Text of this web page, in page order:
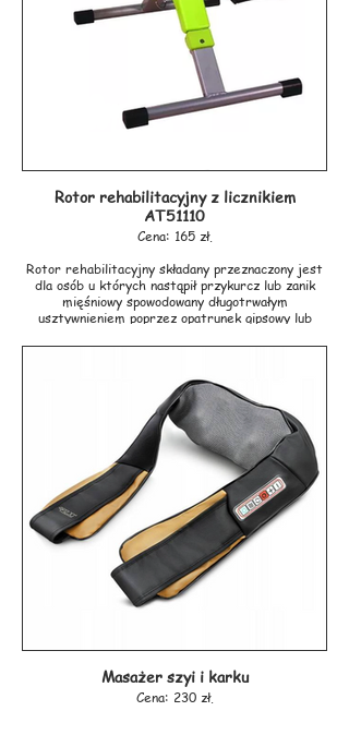
Rotor rehabilitacyjny z licznikiem
AT51110
Cena: 165 zł.
Rotor rehabilitacyjny składany przeznaczony jest
dla osób u których nastąpił przykurcz lub zanik
mięśniowy spowodowany długotrwałym
usztywnieniem poprzez opatrunek gipsowy lub
również w rehabilitacji osób, które wymagają
ponownego nauczenia prawidłowego wzorca
ruchowego utraconego poprzez uszkodzenie układu
neurologicznego, Rotor posiada regulację
obciążenia, dzięki czemu możliwe jest dopasowanie
go do stanu sprawności kończyn oraz postępów w
rehabilitacji.
Masażer szyi i karku
Cena: 230 zł.